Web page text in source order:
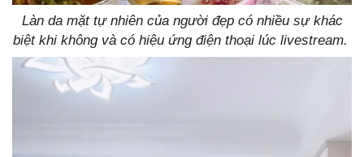
Làn da mặt tự nhiên của người đẹp có nhiều sự khác
biệt khi không và có hiệu ứng điện thoại lúc livestream.